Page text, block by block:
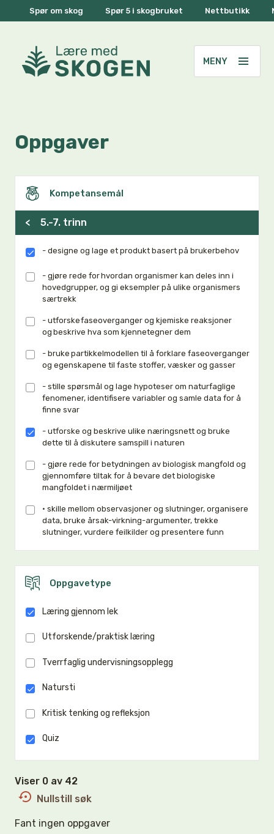
Spør om skog Spør 5 i skogbruket Nettbutikk
Oppgaver
Kompetansemål
< 5.-7. trinn
- designe og lage et produkt basert på brukerbehov
- gjøre rede for hvordan organismer kan deles inn i
hovedgrupper, og gi eksempler på ulike organismers
særtrekk
- utforske faseoverganger og kjemiske reaksjoner
og beskrive hva som kjennetegner dem
- bruke partikkelmodellen til å forklare faseoverganger
og egenskapene til faste stoffer, væsker og gasser
- stille spørsmål og lage hypoteser om naturfaglige
fenomener, identifisere variabler og samle data for å
finne svar
- utforske og beskrive ulike næringsnett og bruke
dette til å diskutere samspill i naturen
- gjøre rede for betydningen av biologisk mangfold og
gjennomføre tiltak for å bevare det biologiske
mangfoldet i nærmiljøet
• skille mellom observasjoner og slutninger, organisere
data, bruke årsak-virkning-argumenter, trekke
slutninger, vurdere feilkilder og presentere funn
Oppgavetype
Læring gjennom lek
Utforskende/praktisk læring
Tverrfaglig undervisningsopplegg
Natursti
Kritisk tenking og refleksjon
Quiz
Viser 0 av 42
Nullstill søk
Fant ingen oppgaver